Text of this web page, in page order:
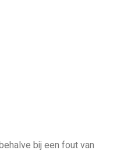
bij een fout van